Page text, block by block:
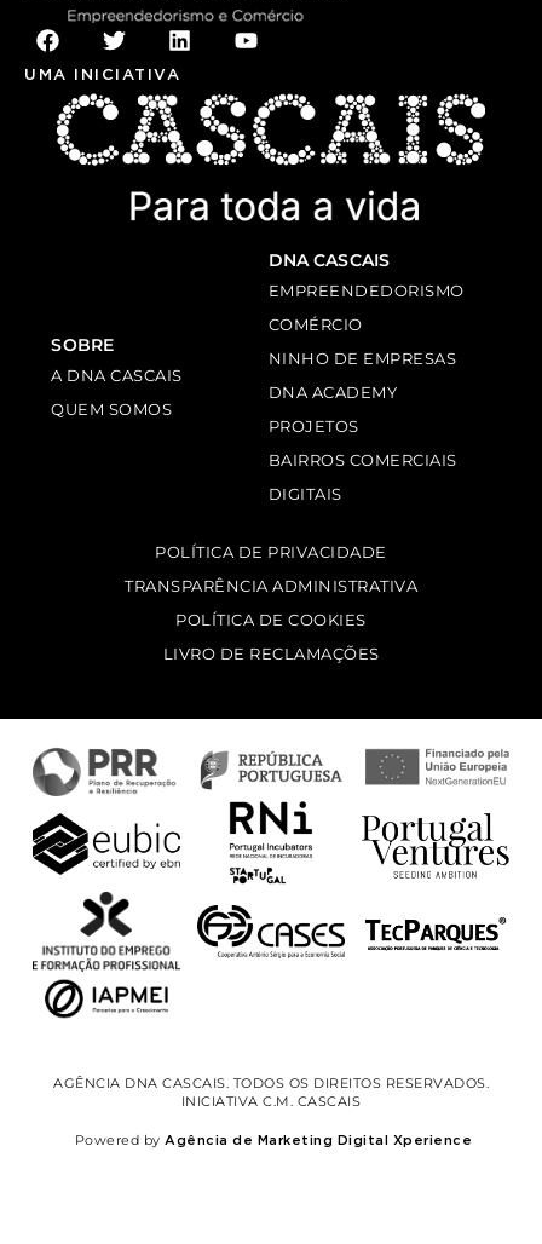
UMA INICIATIVA
SOBRE
A DNA CASCAIS
QUEM SOMOS
DNA CASCAIS
EMPREENDEDORISMO
COMÉRCIO
NINHO DE EMPRESAS
DNA ACADEMY
PROJETOS
BAIRROS COMERCIAIS
DIGITAIS
POLÍTICA DE PRIVACIDADE
TRANSPARÊNCIA ADMINISTRATIVA
POLÍTICA DE COOKIES
LIVRO DE RECLAMAÇÕES
AGÊNCIA DNA CASCAIS. TODOS OS DIREITOS RESERVADOS.
INICIATIVA C.M. CASCAIS
Powered by Agência de Marketing Digital Xperience